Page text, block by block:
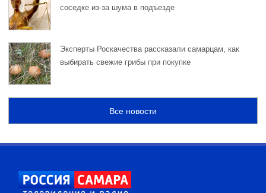
соседке из-за шума в подъезде
Эксперты Роскачества рассказали самарцам, как
выбирать свежие грибы при покупке
Все новости